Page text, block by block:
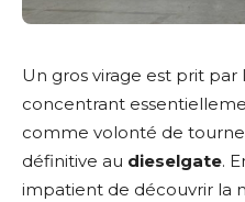
Un gros virage est prit par
concentrant
comme volonté de
définitive au dieselgate.
impatient de découvrir la